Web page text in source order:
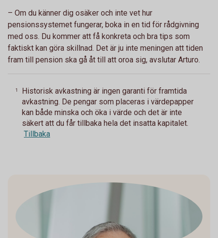
– Om du känner dig osäker och inte vet hur
pensionssystemet fungerar, boka in en tid för rådgivning
med oss. Du kommer att få konkreta och bra tips som
faktiskt kan göra skillnad. Det är ju inte meningen att tiden
fram till pension ska gå åt till att oroa sig, avslutar Arturo.
1
Historisk avkastning är ingen garanti för framtida
avkastning. De pengar som placeras i värdepapper
kan både minska och öka i värde och det är inte
säkert att du får tillbaka hela det insatta kapitalet.
Tillbaka